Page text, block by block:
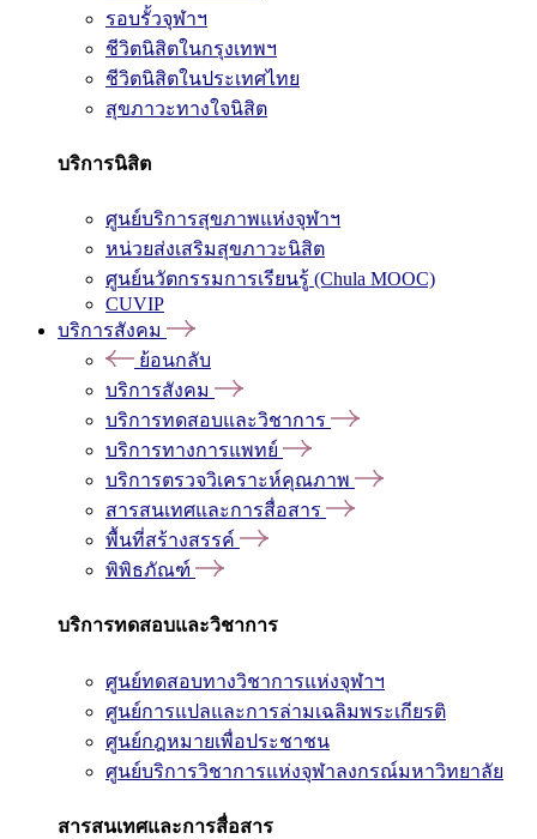
รอบรั้วจุฬาฯ
ชีวิตนิสิตในกรุงเทพฯ
ชีวิตนิสิตในประเทศไทย
สุขภาวะทางใจนิสิต
บริการนิสิต
ศูนย์บริการสุขภาพแห่งจุฬาฯ
หน่วยส่งเสริมสุขภาวะนิสิต
ศูนย์นวัตกรรมการเรียนรู้ (Chula MOOC)
CUVIP
บริการสังคม
ย้อนกลับ
บริการสังคม
บริการทดสอบและวิชาการ
บริการทางการแพทย์
บริการตรวจวิเคราะห์คุณภาพ
สารสนเทศและการสื่อสาร
พื้นที่สร้างสรรค์
พิพิธภัณฑ์
บริการทดสอบและวิชาการ
ศูนย์ทดสอบทางวิชาการแห่งจุฬาฯ
ศูนย์การแปลและการล่ามเฉลิมพระเกียรติ
ศูนย์กฎหมายเพื่อประชาชน
ศูนย์บริการวิชาการแห่งจุฬาลงกรณ์มหาวิทยาลัย
สารสนเทศและการสื่อสาร